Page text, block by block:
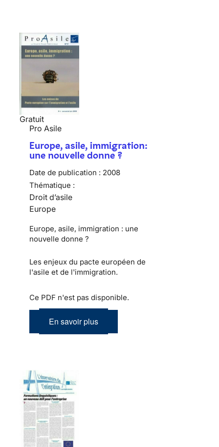
Gratuit
Pro Asile
Europe, asile, immigration:
une nouvelle donne ?
Date de publication : 2008
Thématique :
Droit d’asile
Europe
Europe, asile, immigration : une
nouvelle donne ?
Les enjeux du pacte européen de
l'asile et de l'immigration.
Ce PDF n'est pas disponible.
En savoir plus